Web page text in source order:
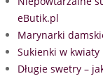
eButik.pl
Marynarki
Sukienki w
Długie swetry –